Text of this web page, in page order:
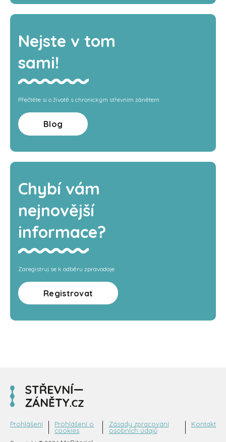
Nejste v tom
sami!
Přečtěte si o životě s chronickým střevním zánětem
Blog
Chybí vám
nejnovější
informace?
Zaregistruj se k odběru zpravodaje
Registrovat
Prohlášení
Prohlášení o
cookies
Zásady zpracování
osobních údajů
Kontakt